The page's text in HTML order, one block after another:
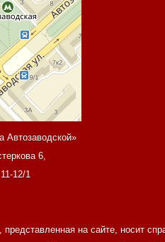
Автозаводской»
6,
12/1
на сайте, носит